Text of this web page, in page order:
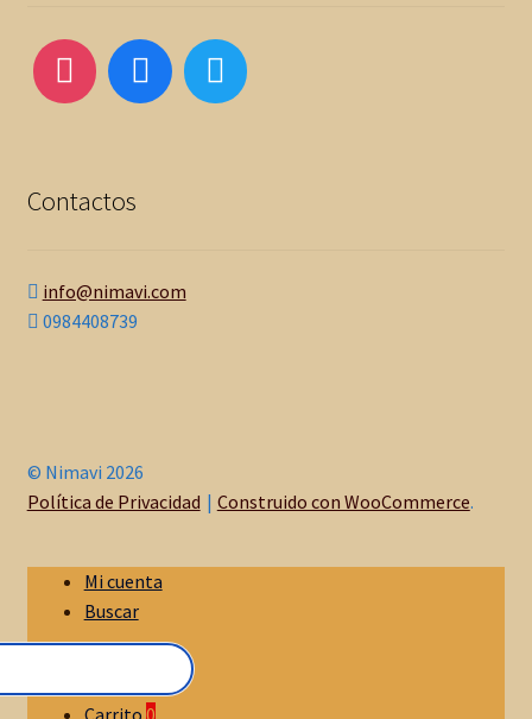
Contactos
info@nimavi.com
0984408739
© Nimavi 2026
Política de Privacidad
Construido con WooCommerce.
Mi cuenta
Buscar
Carrito 0